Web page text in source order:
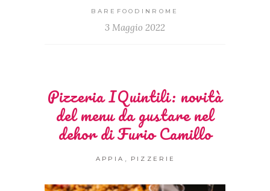
BAREFOODINROME
3 Maggio 2022
Pizzeria IQuintili: novità
del menu da gustare nel
dehor di Furio Camillo
APPIA , PIZZERIE